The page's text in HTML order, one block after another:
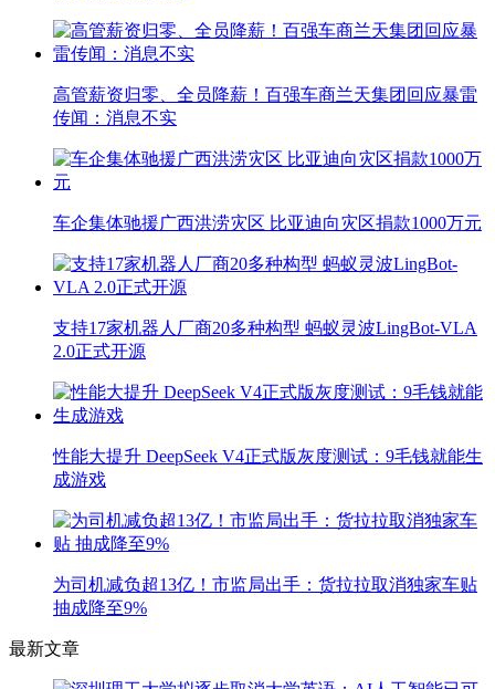
高管薪资归零、全员降薪！百强车商兰天集团回应暴雷
传闻：消息不实
车企集体驰援广西洪涝灾区 比亚迪向灾区捐款1000万元
支持17家机器人厂商20多种构型 蚂蚁灵波LingBot-VLA
2.0正式开源
性能大提升 DeepSeek V4正式版灰度测试：9毛钱就能生
成游戏
为司机减负超13亿！市监局出手：货拉拉取消独家车贴
抽成降至9%
最新文章